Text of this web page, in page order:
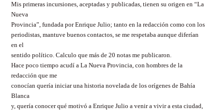
Mis primeras incursiones, aceptadas y publicadas, tienen su origen en “La
Nueva
Provincia”, fundada por Enrique Julio; tanto en la redacción como con los
periodistas, mantuve buenos contactos, se me respetaba aunque diferían
en el
sentido político. Calculo que más de 20 notas me publicaron.
Hace poco tiempo acudí a La Nueva Provincia, con hombres de la
redacción que me
conocían quería iniciar una historia novelada de los orígenes de Bahía
Blanca
y, quería conocer qué motivó a Enrique Julio a venir a vivir a esta ciudad,